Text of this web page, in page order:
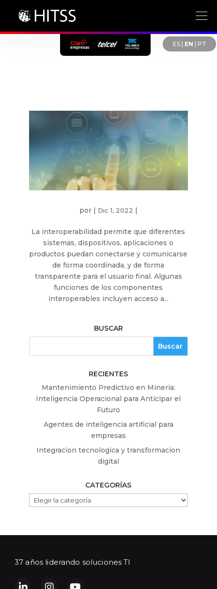
ES| EN PT
por | Dic 1, 2022 |
La interoperabilidad permite que diferentes
sistemas, dispositivos, aplicaciones o
productos puedan conectarse y comunicarse
de forma coordinada, y de forma
transparente para el usuario final. Algunas
funciones de los componentes
interoperables incluyen acceso a...
BUSCAR
RECIENTES
Mantenimiento Predictivo en Minería:
Inteligencia Operacional para Anticipar el
Futuro
Agentes de inteligencia artificial para
empresas
Integracion tecnologica y transformacion
digital
CATEGORÍAS
CATEGORÍAS
37 años liderando soluciones TI